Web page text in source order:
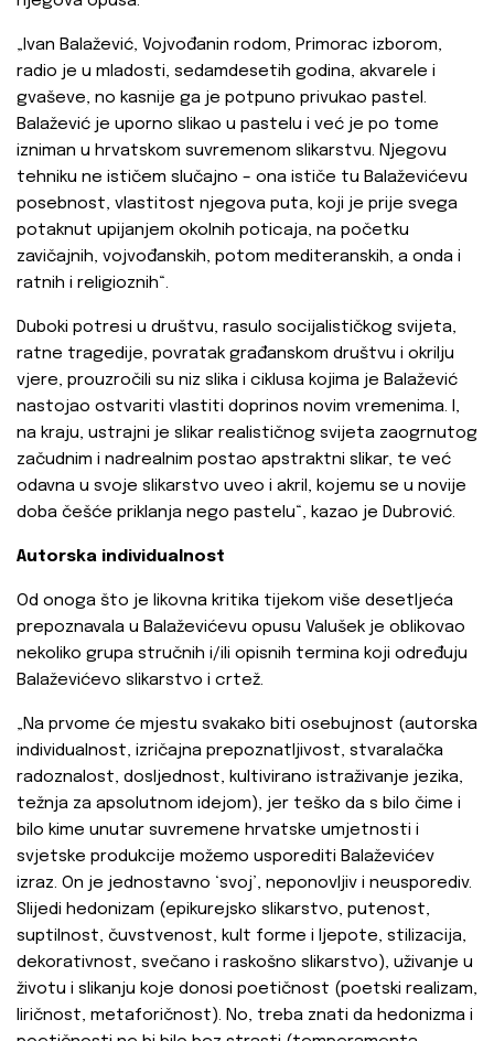
„Ivan Balažević, Vojvođanin rodom, Primorac izborom,
radio je u mladosti, sedamdesetih godina, akvarele i
gvaševe, no kasnije ga je potpuno privukao pastel.
Balažević je uporno slikao u pastelu i već je po tome
izniman u hrvatskom suvremenom slikarstvu. Njegovu
tehniku ne ističem slučajno – ona ističe tu Balaževićevu
posebnost, vlastitost njegova puta, koji je prije svega
potaknut upijanjem okolnih poticaja, na početku
zavičajnih, vojvođanskih, potom mediteranskih, a onda i
ratnih i religioznih“.
Duboki potresi u društvu, rasulo socijalističkog svijeta,
ratne tragedije, povratak građanskom društvu i okrilju
vjere, prouzročili su niz slika i ciklusa kojima je Balažević
nastojao ostvariti vlastiti doprinos novim vremenima. I,
na kraju, ustrajni je slikar realističnog svijeta zaogrnutog
začudnim i nadrealnim postao apstraktni slikar, te već
odavna u svoje slikarstvo uveo i akril, kojemu se u novije
doba češće priklanja nego pastelu“, kazao je Dubrović.
Autorska individualnost
Od onoga što je likovna kritika tijekom više desetljeća
prepoznavala u Balaževićevu opusu Valušek je oblikovao
nekoliko grupa stručnih i/ili opisnih termina koji određuju
Balaževićevo slikarstvo i crtež.
„Na prvome će mjestu svakako biti osebujnost (autorska
individualnost, izričajna prepoznatljivost, stvaralačka
radoznalost, dosljednost, kultivirano istraživanje jezika,
težnja za apsolutnom idejom), jer teško da s bilo čime i
bilo kime unutar suvremene hrvatske umjetnosti i
svjetske produkcije možemo usporediti Balaževićev
izraz. On je jednostavno ‘svoj’, neponovljiv i neusporediv.
Slijedi hedonizam (epikurejsko slikarstvo, putenost,
suptilnost, čuvstvenost, kult forme i ljepote, stilizacija,
dekorativnost, svečano i raskošno slikarstvo), uživanje u
životu i slikanju koje donosi poetičnost (poetski realizam,
liričnost, metaforičnost). No, treba znati da hedonizma i